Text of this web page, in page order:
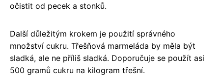
očistit od pecek a stonků.
Další důležitým krokem je použití správného
množství cukru. Třešňová marmeláda by měla být
sladká, ale ne příliš sladká. Doporučuje se použít asi
500 gramů cukru na kilogram třešní.